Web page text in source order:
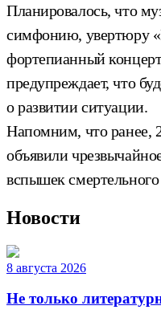
Планировалось, что
симфонию, увертюру
фортепианный
предупреждает, что
о развитии ситуации.
Напомним, что ранее,
объявили
вспышек смертельного
Новости
8 августа 2026
Не только